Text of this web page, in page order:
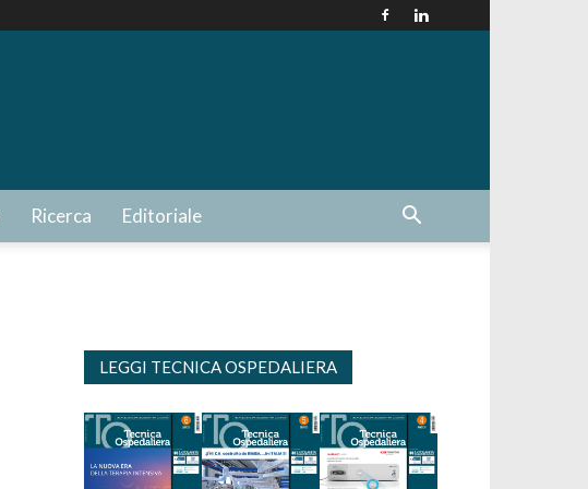
Ricerca Editoriale
LEGGI TECNICA OSPEDALIERA